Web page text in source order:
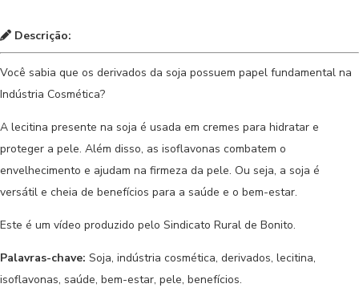
Descrição:
Você sabia que os derivados da soja possuem papel fundamental na
Indústria Cosmética?
A lecitina presente na soja é usada em cremes para hidratar e
proteger a pele. Além disso, as isoflavonas combatem o
envelhecimento e ajudam na firmeza da pele. Ou seja, a soja é
versátil e cheia de benefícios para a saúde e o bem-estar.
Este é um vídeo produzido pelo Sindicato Rural de Bonito.
Palavras-chave: Soja, indústria cosmética, derivados, lecitina,
isoflavonas, saúde, bem-estar, pele, benefícios.